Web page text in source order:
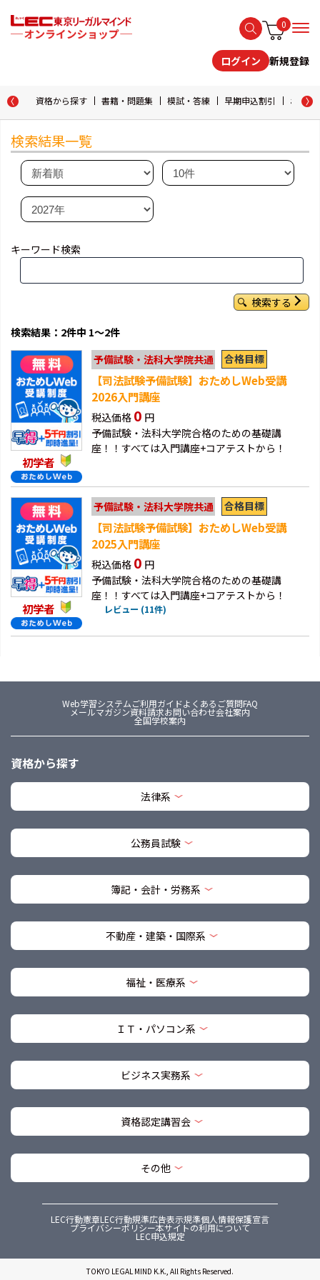
0
ログイン 新規登録
資格から探す 書籍・問題集 模試・答練 早期申込割引 おため
検索結果一覧
キーワード検索
検索する
検索結果：2件中 1～2件
初学者
予備試験・法科大学院共通 合格目標
【司法試験予備試験】おためしWeb受講
2026入門講座
税込価格 0 円
予備試験・法科大学院合格のための基礎講
座！！すべては入門講座+コアテストから！
初学者
予備試験・法科大学院共通 合格目標
【司法試験予備試験】おためしWeb受講
2025入門講座
税込価格 0 円
予備試験・法科大学院合格のための基礎講
座！！すべては入門講座+コアテストから！
レビュー (11件)
Web学習システムご利用ガイドよくあるご質問FAQ
メールマガジン資料請求お問い合わせ会社案内
全国学校案内
資格から探す
法律系
公務員試験
簿記・会計・労務系
不動産・建築・国際系
福祉・医療系
ＩＴ・パソコン系
ビジネス実務系
資格認定講習会
その他
LEC行動憲章LEC行動規準広告表示規準個人情報保護宣言
プライバシーポリシー本サイトの利用について
LEC申込規定
TOKYO LEGAL MIND K.K., All Rights Reserved.